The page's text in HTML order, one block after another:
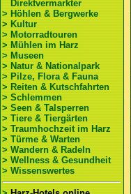
Direktvermarkter
> Höhlen & Bergwerke
> Kultur
> Motorradtouren
> Mühlen im Harz
> Museen
> Natur & Nationalpark
> Pilze, Flora & Fauna
> Reiten & Kutschfahrten
> Schlemmen
> Seen & Talsperren
> Tiere & Tiergärten
> Traumhochzeit im Harz
> Türme & Warten
> Wandern & Radeln
> Wellness & Gesundheit
> Wissenswertes